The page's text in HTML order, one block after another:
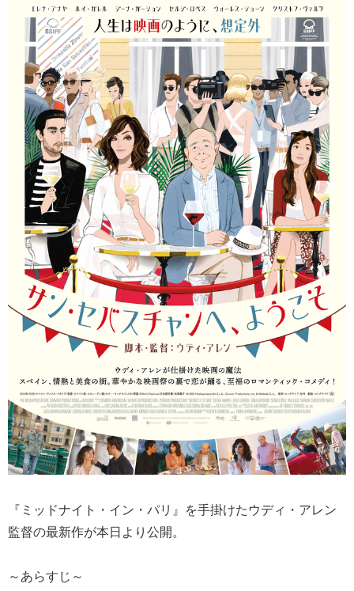
『ミッドナイト・イン・パリ』を手掛けたウディ・アレン
監督の最新作が本日より公開。
～あらすじ～